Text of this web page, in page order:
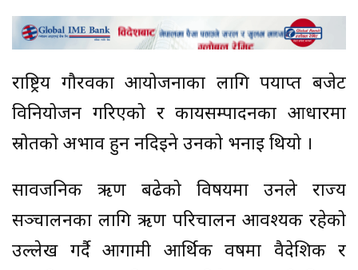
राष्ट्रिय गौरवका आयोजनाका लागि पर्याप्त बजेट
विनियोजन गरिएको र कार्यसम्पादनका आधारमा
स्रोतको अभाव हुन नदिइने उनको भनाइ थियो ।
सार्वजनिक ऋण बढेको विषयमा उनले राज्य
सञ्चालनका लागि ऋण परिचालन आवश्यक रहेको
उल्लेख गर्दै आगामी आर्थिक वर्षमा वैदेशिक र